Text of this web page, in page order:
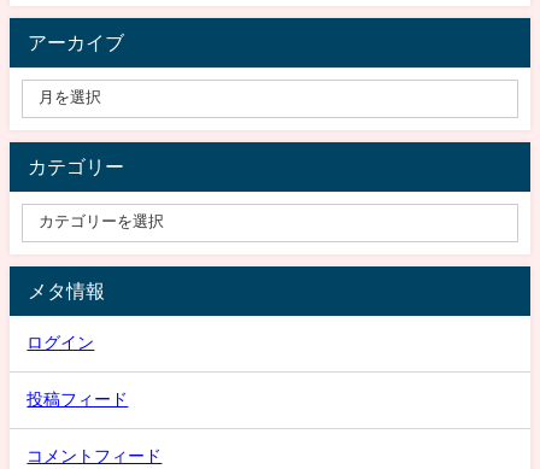
アーカイブ
カテゴリー
メタ情報
ログイン
投稿フィード
コメントフィード